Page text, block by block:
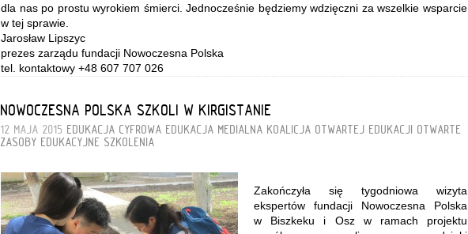
dla nas po prostu wyrokiem śmierci. Jednocześnie będziemy wdzięczni za wszelkie wsparcie
w tej sprawie.
Jarosław Lipszyc
prezes zarządu fundacji Nowoczesna Polska
tel. kontaktowy +48 607 707 026
NOWOCZESNA POLSKA SZKOLI W KIRGISTANIE
12 MAJA 2015 EDUKACJA CYFROWA EDUKACJA MEDIALNA KOALICJA OTWARTEJ EDUKACJI OTWARTE
ZASOBY EDUKACYJNE SZKOLENIA
Zakończyła się tygodniowa wizyta
ekspertów fundacji Nowoczesna Polska
w Biszkeku i Osz w ramach projektu